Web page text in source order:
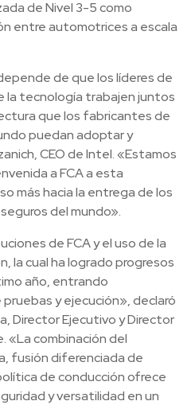
de Nivel 3-5 como
entre automotrices a escala
de que los líderes de
la tecnología trabajen juntos
que los fabricantes de
puedan adoptar y
CEO de Intel. «Estamos
a FCA a esta
más hacia la entrega de los
del mundo».
de FCA y el uso de la
la cual ha logrado progresos
año, entrando
y ejecución», declaró
Director Ejecutivo y Director
«La combinación del
fusión diferenciada de
de conducción ofrece
y versatilidad en un